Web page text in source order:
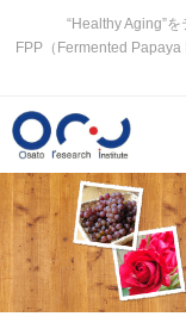
“Healthy Aging”
FPP（Fermented